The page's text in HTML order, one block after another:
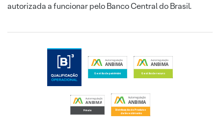
autorizada a funcionar pelo Banco Central do Brasil.